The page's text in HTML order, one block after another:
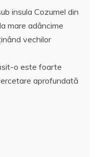
insula Cozumel din
mare adâncime
vechilor
o este foarte
aprofundată